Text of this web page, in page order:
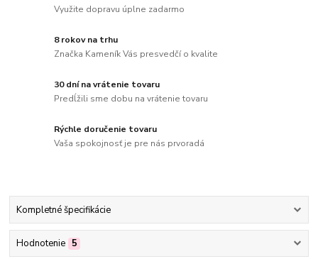
Využite dopravu úplne zadarmo
8 rokov na trhu
Značka Kameník Vás presvedčí o kvalite
30 dní na vrátenie tovaru
Predĺžili sme dobu na vrátenie tovaru
Rýchle doručenie tovaru
Vaša spokojnosť je pre nás prvoradá
Kompletné špecifikácie
Hodnotenie 5